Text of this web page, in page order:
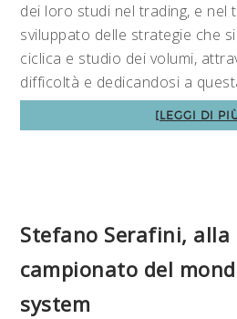
dei loro studi nel trading, e nel
sviluppato delle strategie che
ciclica e studio dei volumi,
difficoltà e dedicandosi a
[LEGGI DI
Stefano Serafini,
campionato del
system